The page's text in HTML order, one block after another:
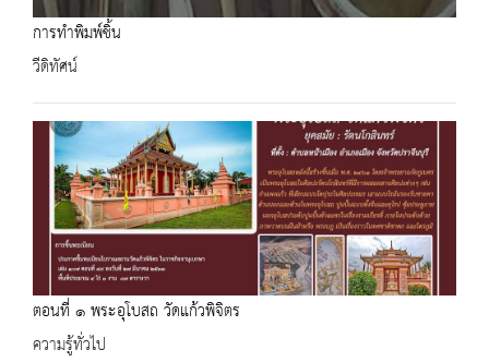
การทำพิมพ์ชิ้น
วีดิทัศน์
ตอนที่ ๑ พระอุโบสถ วัดแก้วพิจิตร
ความรู้ทั่วไป